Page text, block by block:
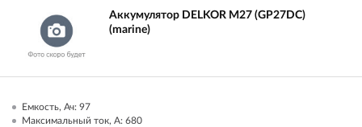
Аккумулятор DELKOR M27 (GP27DC)
(marine)
Емкость, Ач: 97
Максимальный ток, А: 680